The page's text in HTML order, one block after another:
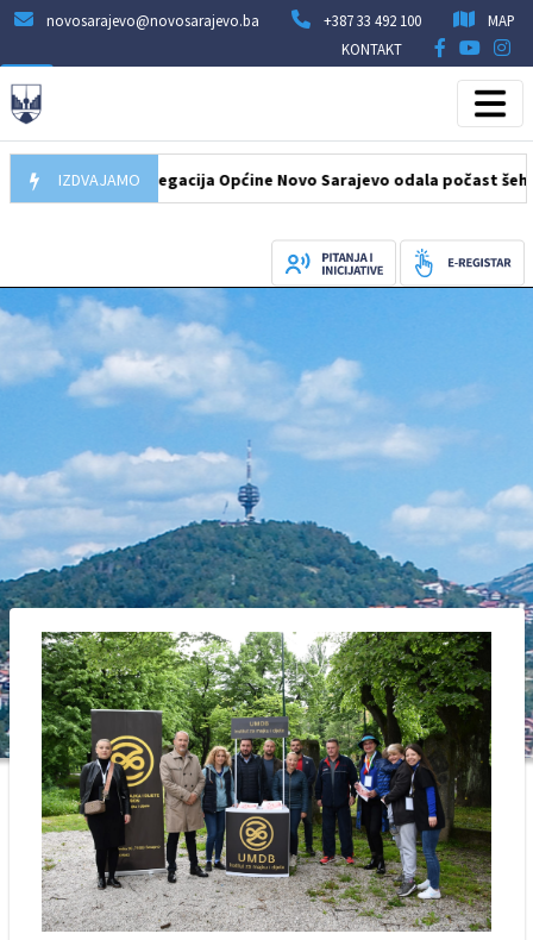
novosarajevo@novosarajevo.ba +387 33 492 100
MAP
KONTAKT
IZDVAJAMO
Delegacija Općine Novo Sarajevo odala počast šehidima i